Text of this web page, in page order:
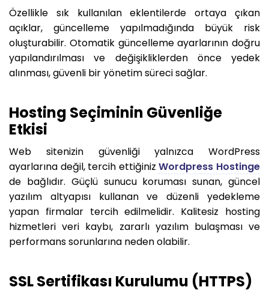
Özellikle sık kullanılan eklentilerde ortaya çıkan
açıklar, güncelleme yapılmadığında büyük risk
oluşturabilir. Otomatik güncelleme ayarlarının doğru
yapılandırılması ve değişikliklerden önce yedek
alınması, güvenli bir yönetim süreci sağlar.
Hosting Seçiminin Güvenliğe
Etkisi
Web sitenizin güvenliği yalnızca WordPress
ayarlarına değil, tercih ettiğinizWordpress Hostinge
de bağlıdır. Güçlü sunucu koruması sunan, güncel
yazılım altyapısı kullanan ve düzenli yedekleme
yapan firmalar tercih edilmelidir. Kalitesiz hosting
hizmetleri veri kaybı, zararlı yazılım bulaşması ve
performans sorunlarına neden olabilir.
SSL Sertifikası Kurulumu (HTTPS)